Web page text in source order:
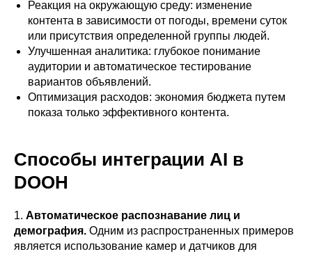
Реакция на окружающую среду: изменение
контента в зависимости от погоды, времени суток
или присутствия определенной группы людей.
Улучшенная аналитика: глубокое понимание
аудитории и автоматическое тестирование
вариантов объявлений.
Оптимизация расходов: экономия бюджета путем
показа только эффективного контента.
Способы интеграции AI в
DOOH
1. Автоматическое распознавание лиц и
демография. Одним из распространенных примеров
является использование камер и датчиков для